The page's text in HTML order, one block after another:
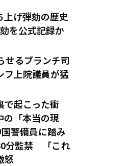
上げ弾劾の歴史
を公式記録か
せるブランチ司
フ上院議員が猛
で起こった衝
の「本当の現
警備員に踏み
分監禁 「これ
怒